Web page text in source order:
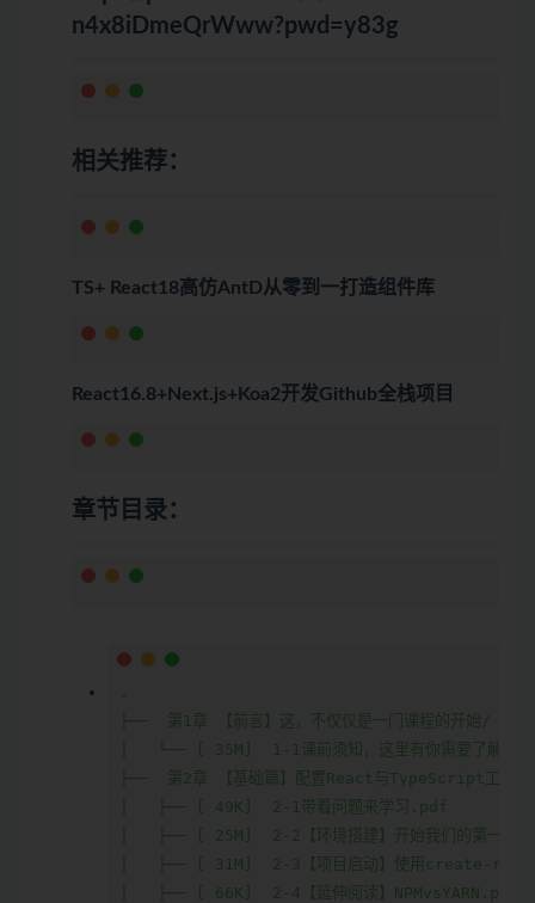
n4x8iDmeQrWww?pwd=y83g
相关推荐：
TS+ React18高仿AntD从零到一打造组件库
React16.8+Next.js+Koa2开发Github全栈项目
章节目录：
.
├──  第1章 【前言】这，不仅仅是一门课程的开始/
│   └── [ 35M]  1-1课前须知，这里有你需要了解得
├──  第2章 【基础篇】配置React与TypeScript工作
│   ├── [ 49K]  2-1带着问题来学习.pdf
│   ├── [ 25M]  2-2【环境搭建】开始我们的第一个
│   ├── [ 31M]  2-3【项目启动】使用create-
│   ├── [ 66K]  2-4【延伸阅读】NPMvsYARN.pdf